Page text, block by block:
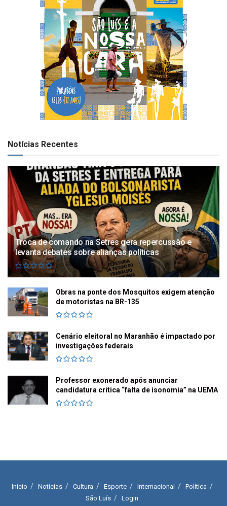
Notícias Recentes
Troca de comando na Setres gera repercussão e
levanta debates sobre alianças políticas
Obras na ponte dos Mosquitos exigem atenção
de motoristas na BR-135
Cenário eleitoral no Maranhão é impactado por
investigações federais
Professor exonerado após anunciar
candidatura critica “falta de isonomia” na UEMA
Início Notícias Cultura Esporte Internacional
Política
São Luís
Login